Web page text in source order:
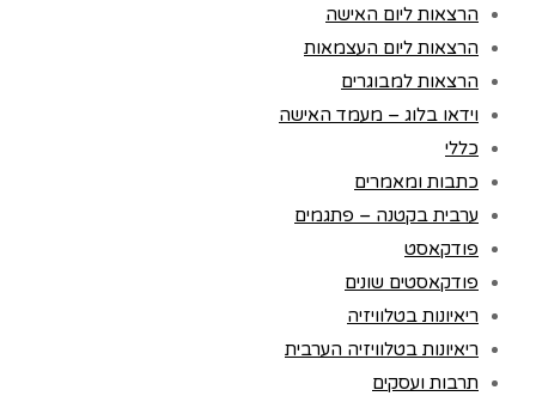
הרצאות ליום האישה
הרצאות ליום העצמאות
הרצאות למבוגרים
וידאו בלוג – מעמד האישה
כללי
כתבות ומאמרים
ערבית בקטנה – פתגמים
פודקאסט
פודקאסטים שונים
ריאיונות בטלוויזיה
ריאיונות בטלוויזיה הערבית
תרבות ועסקים